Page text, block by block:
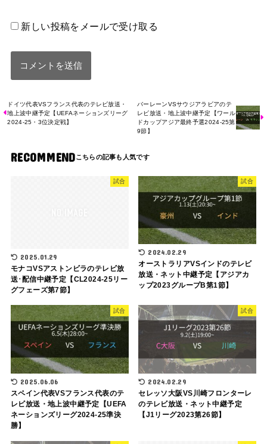
新しい投稿をメールで受け取る
ドイツ代表VSフランス代表のテレビ放送・
地上波中継予定【UEFAネーションズリーグ
2024-25・3位決定戦】
バーレーンVSサウジアラビアのテ
レビ放送・地上波中継予定【ワール
ドカップアジア最終予選2024-25第
9節】
RECOMMEND
試合
2025.01.29
モナコVSアストンビラのテレビ放
送･配信中継予定【CL2024-25リー
グフェーズ第7節】
試合
2024.02.29
オーストラリアVSインドのテレビ
放送・ネット中継予定【アジアカ
ップ2023グループB第1節】
試合
2025.06.06
スペイン代表VSフランス代表のテ
レビ放送・地上波中継予定【UEFA
ネーションズリーグ2024-25準決
勝】
試合
2024.02.29
セレッソ大阪VS川崎フロンターレ
のテレビ放送・ネット中継予定
【J1リーグ2023第26節】